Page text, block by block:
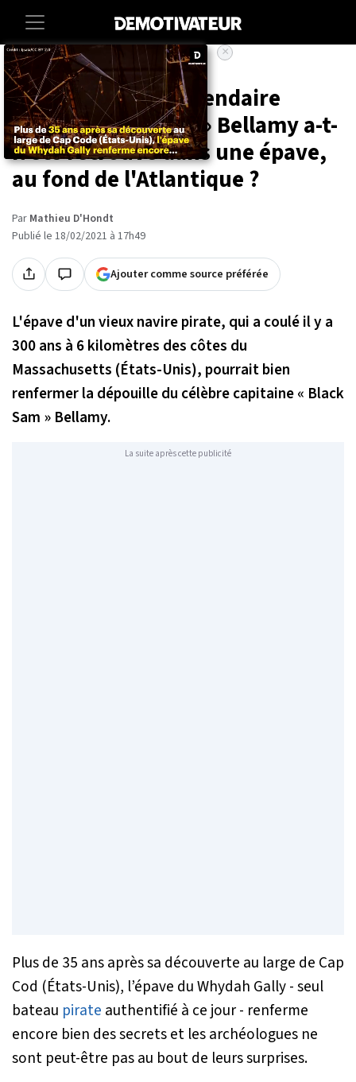
Accueil Societe
Le squelette du légendaire
pirate « Black Sam » Bellamy a-t-
il été retrouvé dans une épave,
au fond de l'Atlantique ?
Par Mathieu D'Hondt
Publié le 18/02/2021 à 17h49
Ajouter comme source préférée
×
L'épave d'un vieux navire pirate, qui a coulé il y a
300 ans à 6 kilomètres des côtes du
Massachusetts (États-Unis), pourrait bien
renfermer la dépouille du célèbre capitaine « Black
Sam » Bellamy.
La suite après cette publicité
Plus de 35 ans après sa découverte au large de Cap
Cod (États-Unis), l’épave duWhydah Gally- seul
bateau pirate authentifié à ce jour - renferme
encore bien des secrets et les archéologues ne
sont peut-être pas au bout de leurs surprises.